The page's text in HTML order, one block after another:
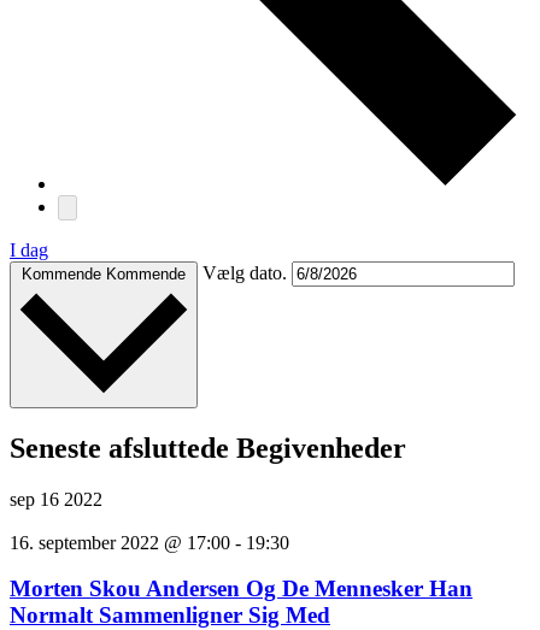
I dag
Kommende Kommende Vælg dato.
Seneste afsluttede Begivenheder
sep 16 2022
16. september 2022 @ 17:00 - 19:30
Morten Skou Andersen Og De Mennesker Han
Normalt Sammenligner Sig Med